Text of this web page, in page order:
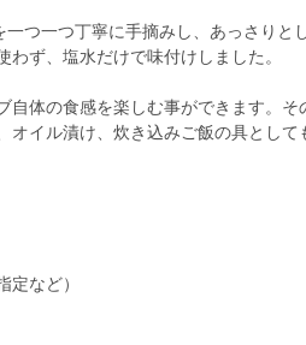
つ一つ丁寧に手摘みし、あっさりと
ず、塩水だけで味付けしました。
自体の食感を楽しむ事ができます。そ
オイル漬け、炊き込みご飯の具として
など）